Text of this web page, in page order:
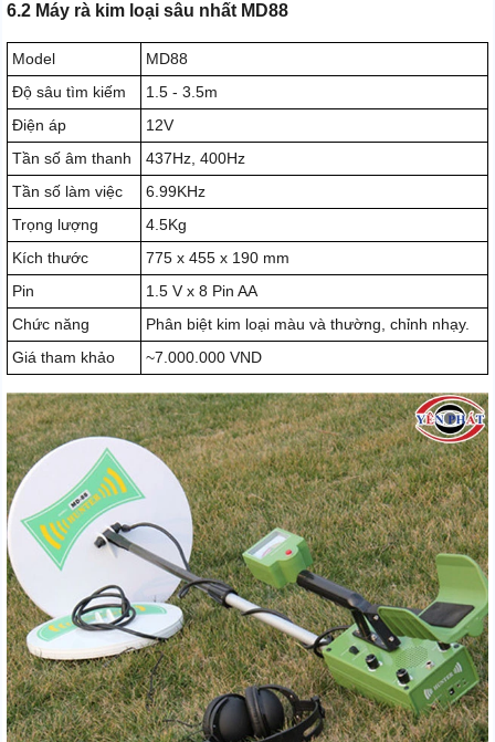
6.2 Máy rà kim loại sâu nhất MD88
Model
MD88
Độ sâu tìm kiếm
1.5 - 3.5m
Điện áp
12V
Tần số âm thanh
437Hz, 400Hz
Tần số làm việc
6.99KHz
Trọng lượng
4.5Kg
Kích thước
775 x 455 x 190 mm
Pin
1.5 V x 8 Pin AA
Chức năng
Phân biệt kim loại màu và thường, chỉnh nhạy.
Giá tham khảo
~7.000.000 VND